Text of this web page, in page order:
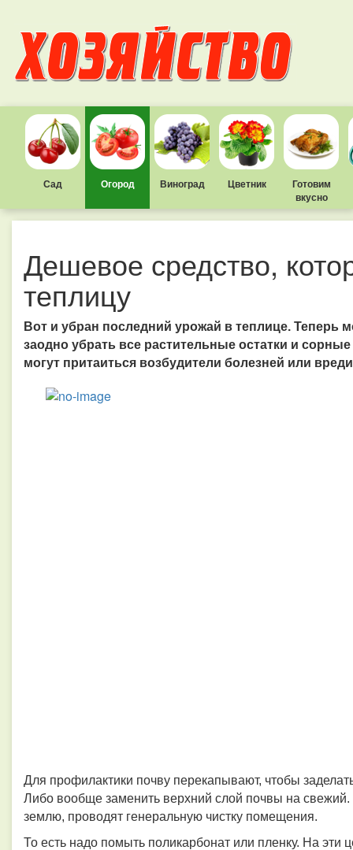
Сад Огород Виноград Цветник
Готовим
вкусно
Дешевое средство,
теплицу
Вот и убран последний урожай в теплице. Теперь
заодно убрать все растительные остатки и
могут притаиться возбудители болезней или
Для профилактики почву перекапывают, чтобы
Либо вообще заменить верхний слой почвы на
землю, проводят генеральную чистку помещения.
То есть надо помыть поликарбонат или пленку. На эти